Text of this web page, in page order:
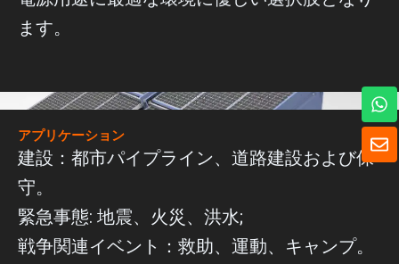
ます。
アプリケーション
建設：都市パイプライン、道路建設および保
守。
緊急事態: 地震、火災、洪水;
戦争関連イベント：救助、運動、キャンプ。
封
筒
ワ
ッ
ツ
ア
ッ